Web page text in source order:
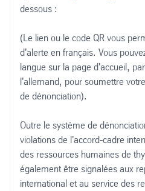
dessous :
(Le lien ou le code QR vous
d'alerte en français. Vous
langue sur la page d'accueil,
l'allemand, pour soumettre
de dénonciation).
Outre le système de
violations de l'accord-cadre
des ressources humaines de
également être signalées aux
international et au service des